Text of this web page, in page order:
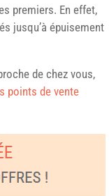
premiers. En effet,
jusqu’à épuisement
de chez vous,
points de vente